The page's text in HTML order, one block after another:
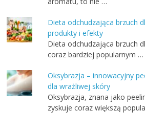
Dieta odchudzająca brzuch
produkty i efekty
Dieta odchudzająca brzuch
coraz bardziej popularnym …
Oksybrazja – innowacyjny
dla wrażliwej skóry
Oksybrazja, znana jako
zyskuje coraz większą